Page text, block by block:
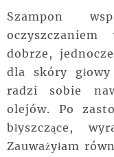
Szampon
oczyszczaniem
dobrze,
dla skóry
radzi sobie
olejów. Po
błyszczące,
Zauważyłam